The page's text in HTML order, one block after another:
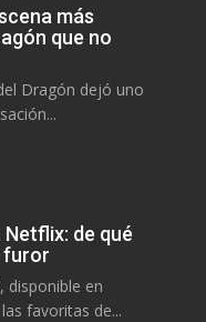
más
que no
Dragón dejó uno
Netflix: de qué
furor
disponible en
favoritas de...